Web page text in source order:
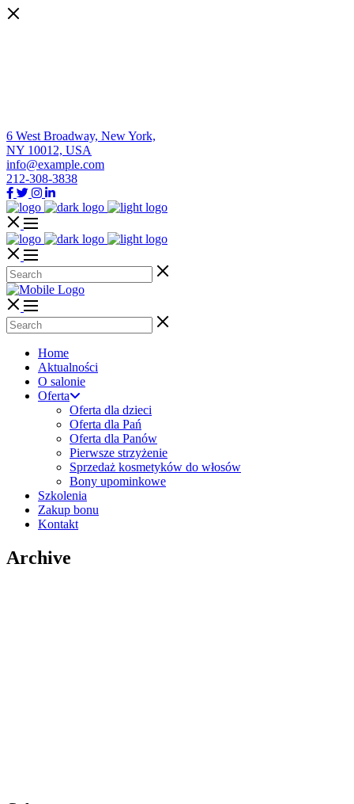
6 West Broadway, New York,
NY 10012, USA
info@example.com
212-308-3838
Home
Aktualności
O salonie
Oferta
Oferta dla dzieci
Oferta dla Pań
Oferta dla Panów
Pierwsze strzyżenie
Sprzedaż kosmetyków do włosów
Bony upominkowe
Szkolenia
Zakup bonu
Kontakt
Archive